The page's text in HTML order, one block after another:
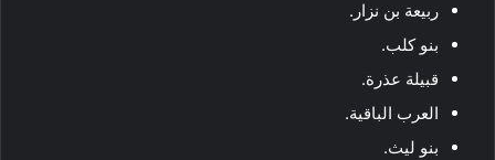
ربيعة بن نزار.
بنو كلب.
قبيلة عذرة.
العرب الباقية.
بنو ليث.